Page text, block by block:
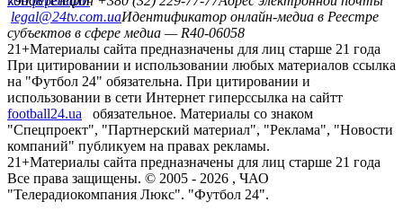
legal@24tv.com.uaИдентификатор онлайн-медиа в Реестре
субъектов в сфере медиа — R40-06058
21+Материалы сайта предназначены для лиц старше 21 года
При цитировании и использовании любых материалов ссылка
на "Футбол 24" обязательна. При цитировании и
использовании в сети Интернет гиперссылка на сайтт
football24.ua
обязательное. Материалы со знаком
"Спецпроект", "Партнерский материал", "Реклама", "Новости
компаний" публикуем на правах рекламы.
21+Материалы сайта предназначены для лиц старше 21 года
Все права защищены. © 2005 - 2026 , ЧАО
"Телерадиокомпания Люкс". "Футбол 24".